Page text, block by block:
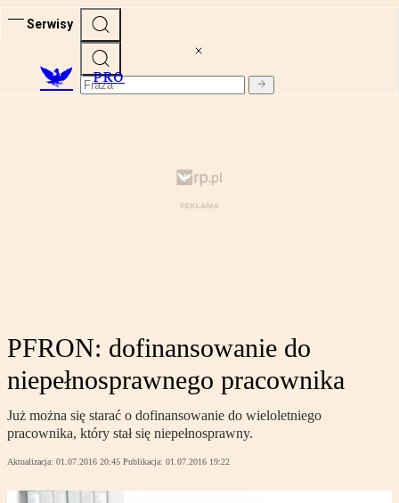
Serwisy
PRO
PFRON: dofinansowanie do
niepełnosprawnego pracownika
Już można się starać o dofinansowanie do wieloletniego
pracownika, który stał się niepełnosprawny.
Aktualizacja: 01.07.2016 20:45 Publikacja: 01.07.2016 19:22